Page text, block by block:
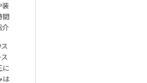
装
間
介
に
は